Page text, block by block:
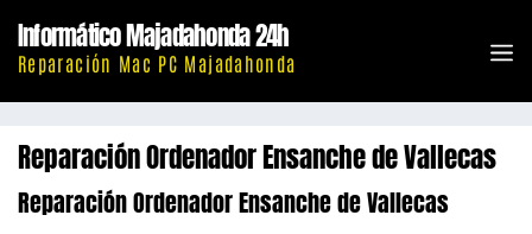
contenido
Informático Majadahonda 24h
Reparación Mac PC Majadahonda
Reparación Ordenador Ensanche de Vallecas
Reparación Ordenador Ensanche de Vallecas